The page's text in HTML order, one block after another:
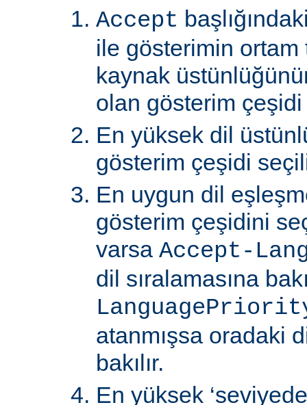
Accept
ile gösterimin
kaynak
olan gösterim
En yüksek dil
gösterim çeşidi
En uygun dil
gösterim çeşidini
varsa Accept-
dil sıralamasına
atanmışsa oradaki
bakılır.
En yüksek